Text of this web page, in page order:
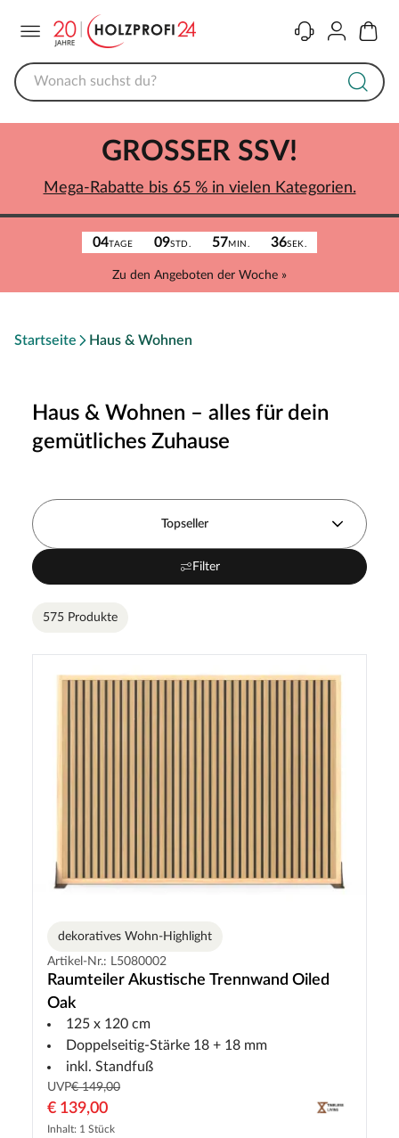
KontaktKonto
04TAGE 09STD. 57MIN. 36SEK.
Zu den Angeboten der Woche »
GROSSER SSV!
Mega-Rabatte bis 65 % in vielen Kategorien.
Startseite Haus & Wohnen
Haus & Wohnen – alles für dein
gemütliches Zuhause
Topseller
Filter
575 Produkte
dekoratives Wohn-Highlight
Artikel-Nr.: L5080002
Raumteiler Akustische Trennwand Oiled
Oak
125 x 120 cm
Doppelseitig-Stärke 18 + 18 mm
inkl. Standfuß
UVP€ 149,00
€ 139,00
Inhalt: 1 Stück